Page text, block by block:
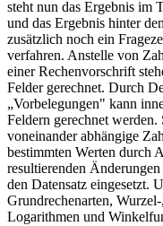
steht nun das Ergebnis im
und das Ergebnis hinter
zusätzlich noch ein
verfahren. Anstelle von
einer Rechenvorschrift
Felder gerechnet. Durch
„Vorbelegungen" kann
Feldern gerechnet
voneinander abhängige
bestimmten Werten durch
resultierenden
den Datensatz eingesetzt.
Grundrechenarten,
Logarithmen und